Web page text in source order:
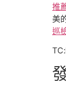
推
美
巡